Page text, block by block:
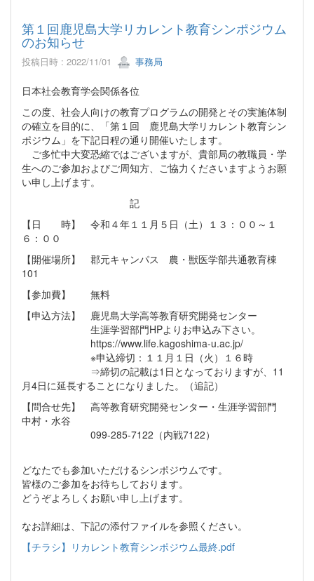
第１回鹿児島大学リカレント教育シンポジウム
のお知らせ
投稿日時 : 2022/11/01 事務局
日本社会教育学会関係各位
この度、社会人向けの教育プログラムの開発とその実施体制
の確立を目的に、「第１回 鹿児島大学リカレント教育シン
ポジウム」を下記日程の通り開催いたします。
ご多忙中大変恐縮ではございますが、貴部局の教職員・学
生へのご参加およびご周知方、ご協力くださいますようお願
い申し上げます。
記
【日 時】 令和４年１１月５日（土）１３：００～１
６：００
【開催場所】 郡元キャンパス 農・獣医学部共通教育棟
101
【参加費】 無料
【申込方法】 鹿児島大学高等教育研究開発センター
生涯学習部門HPよりお申込み下さい。
https://www.life.kagoshima-u.ac.jp/
※申込締切：１１月１日（火）１６時
⇒締切の記載は1日となっておりますが、11
月4日に延長することになりました。（追記）
【問合せ先】 高等教育研究開発センター・生涯学習部門
中村・水谷
099-285-7122（内戦7122）
どなたでも参加いただけるシンポジウムです。
皆様のご参加をお待ちしております。
どうぞよろしくお願い申し上げます。
なお詳細は、下記の添付ファイルを参照ください。
【チラシ】リカレント教育シンポジウム最終.pdf